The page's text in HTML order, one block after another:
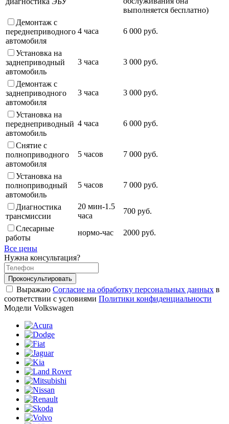
выполняется бесплатно)
Демонтаж с
переднеприводного
автомобиля
4 часа 6 000 руб.
Установка на
заднеприводный
автомобиль
3 часа 3 000 руб.
Демонтаж с
заднеприводного
автомобиля
3 часа 3 000 руб.
Установка на
переднеприводный
автомобиль
4 часа 6 000 руб.
Снятие с
полноприводного
автомобиля
5 часов 7 000 руб.
Установка на
полноприводный
автомобиль
5 часов 7 000 руб.
Диагностика
трансмиссии
20 мин-1.5
часа
700 руб.
Слесарные
работы
нормо-час
2000 руб.
Все цены
Нужна консультация?
Проконсультировать
Выражаю Согласие на обработку персональных данных в
соответствии с условиями Политики конфиденциальности
Модели Volkswagen